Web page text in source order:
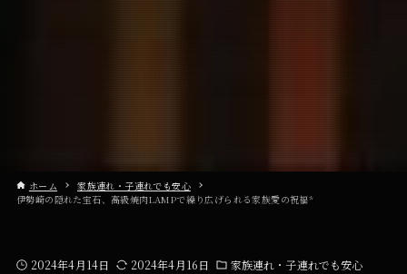
ホーム
家族連れ・子連れでも安心
伊勢崎の隠れた宝石、高級焼肉LAMPで繰り広げられる家族愛の祝福*
2024年4月14日 2024年4月16日 家族連れ・子連れでも安心